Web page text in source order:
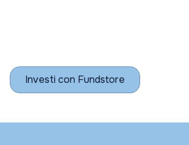
Investi con Fundstore